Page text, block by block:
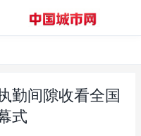
勤间隙收看全国
式